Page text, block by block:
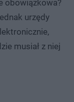
obowiązkowa?
urzędy
musiał z niej